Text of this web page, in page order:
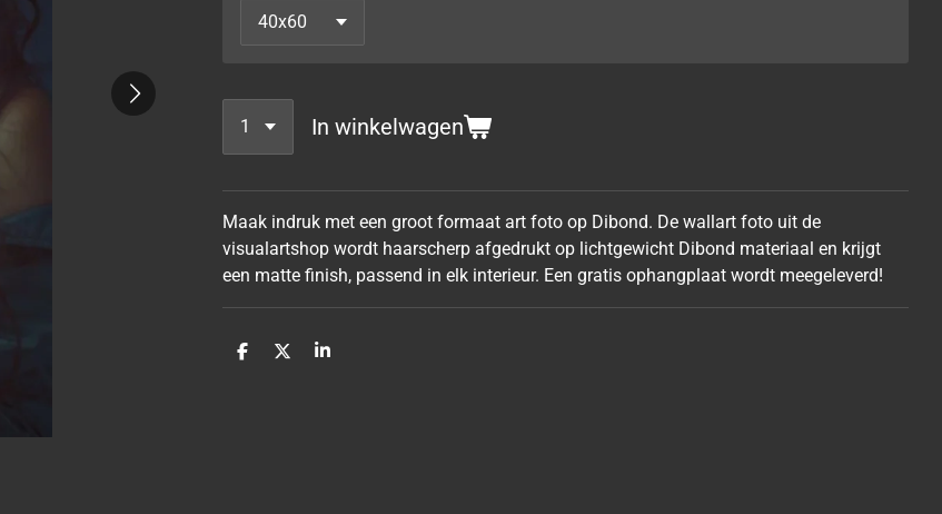
In winkelwagen
Maak indruk met een groot formaat art foto op Dibond. De wallart foto uit de
visualartshop wordt haarscherp afgedrukt op lichtgewicht Dibond materiaal en krijgt
een matte finish, passend in elk interieur. Een gratis ophangplaat wordt meegeleverd!
D
D
S